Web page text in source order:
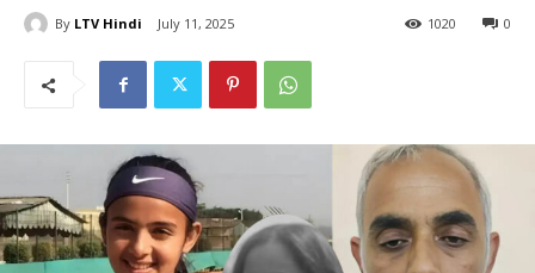
By LTV Hindi July 11, 2025 0
1020